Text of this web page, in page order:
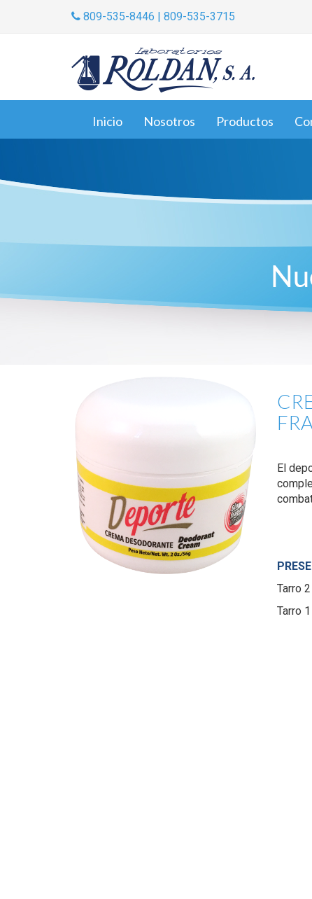
809-535-8446 | 809-535-3715
Inicio Nosotros Productos
El
Tarro
Tarro